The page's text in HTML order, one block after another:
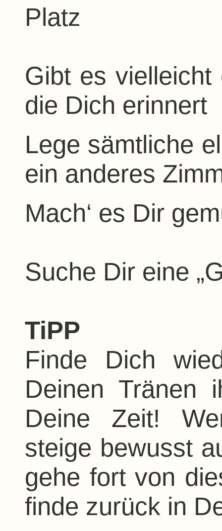
Platz
Gibt es vielleicht
die Dich erinnert
Lege sämtliche
ein anderes
Mach‘ es Dir
Suche Dir eine
TiPP
Finde Dich
Deinen Tränen
Deine Zeit!
steige bewusst
gehe fort von
finde zurück in